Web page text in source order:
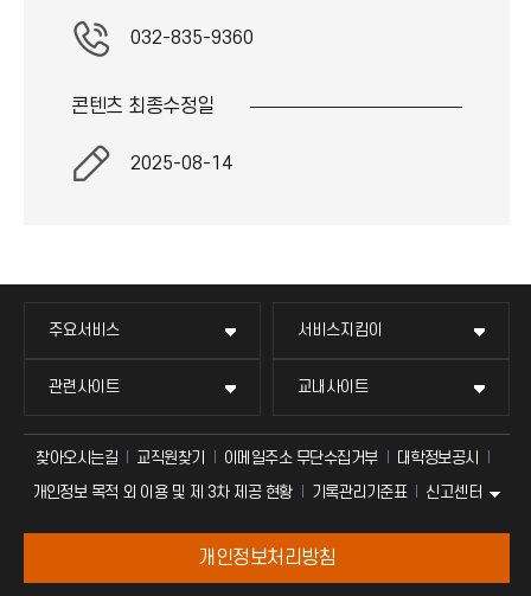
032-835-9360
콘텐츠 최종수정일
2025-08-14
주요서비스 서비스지킴이
관련사이트 교내사이트
찾아오시는길 교직원찾기 이메일주소 무단수집거부
대학정보공시
개인정보 목적 외 이용 및 제 3차 제공 현황
기록관리기준표 신고센터
개인정보처리방침